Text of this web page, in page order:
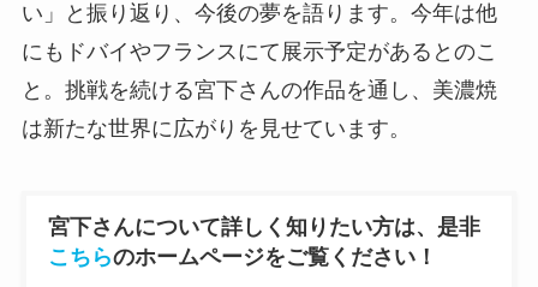
い」と振り返り、今後の夢を語ります。今年は他
にもドバイやフランスにて展示予定があるとのこ
と。挑戦を続ける宮下さんの作品を通し、美濃焼
は新たな世界に広がりを見せています。
宮下さんについて詳しく知りたい方は、是非
こちらのホームページをご覧ください！